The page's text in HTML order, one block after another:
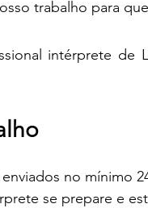
trabalho para
intérprete de
no mínimo
se prepare e